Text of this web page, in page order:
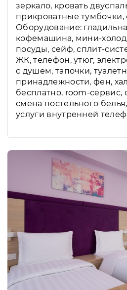
зеркало, кровать
прикроватные тумбочки,
Оборудование:
кофемашина, мини-
посуды, сейф, сплит-
ЖК, телефон, утюг,
с душем, тапочки,
принадлежности, фен,
бесплатно, room-сервис,
смена постельного
услуги внутренней